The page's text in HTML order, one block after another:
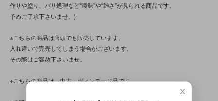
作りや塗り、バリ処理など“曖昧”や“雑さ”が見られる商品です。
予めご了承下さいませ。)
※こちらの商品は店頭でも販売しています。
入れ違いで完売してしまう場合がございます。
その際はご容赦下さいませ。
※こちらの商品は、中古・ヴィンテージ品です。
×